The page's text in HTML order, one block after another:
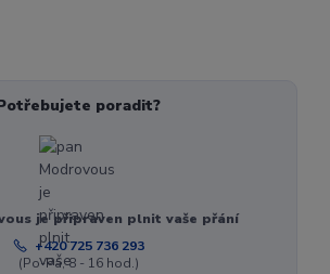
poradit?
je připraven plnit vaše přání
+420 725 736 293
(Po-Pá, 8 - 16 hod.)